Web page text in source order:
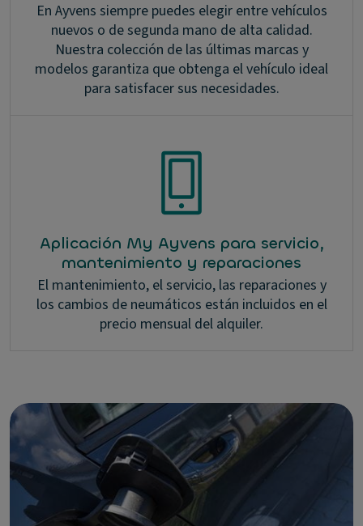
En Ayvens siempre puedes elegir entre vehículos
nuevos o de segunda mano de alta calidad.
Nuestra colección de las últimas marcas y
modelos garantiza que obtenga el vehículo ideal
para satisfacer sus necesidades.
Aplicación My Ayvens para servicio,
mantenimiento y reparaciones
El mantenimiento, el servicio, las reparaciones y
los cambios de neumáticos están incluidos en el
precio mensual del alquiler.